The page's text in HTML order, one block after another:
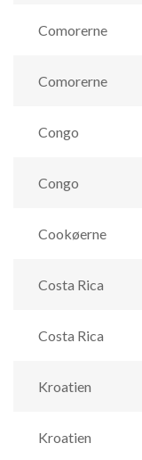
Comorerne
Comorerne
Congo
Congo
Cookøerne
Costa Rica
Costa Rica
Kroatien
Kroatien